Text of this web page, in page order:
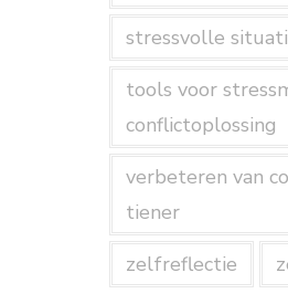
stressvolle
tools voor
conflictoplossing
verbeteren van
tiener
zelfreflectie